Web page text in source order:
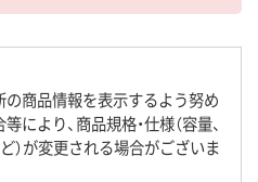
の商品情報を表示するよう努め
により、商品規格・仕様（容量、
）が変更される場合がございま